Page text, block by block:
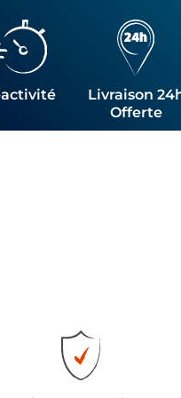
Livraison
Offerte